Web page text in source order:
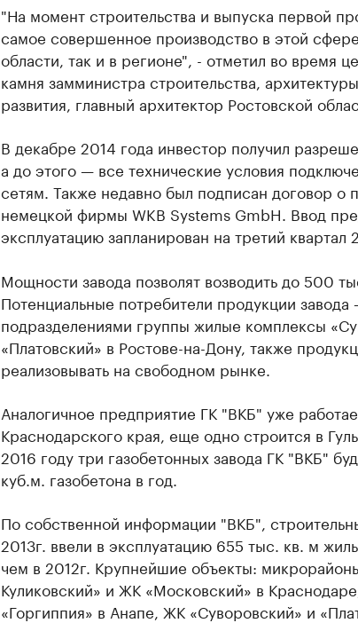
"На момент строительства и выпуска первой
самое совершенное производство в этой
области, так и в регионе", - отметил во время
камня замминистра строительства,
развития, главный архитектор Ростовской
В декабре 2014 года инвестор получил
а до этого — все технические условия
сетям. Также недавно был подписан договор о
немецкой фирмы WKB Systems GmbH. Ввод
эксплуатацию запланирован на третий квартал
Мощности завода позволят возводить до 500
Потенциальные потребители продукции
подразделениями группы жилые комплексы
«Платовский» в Ростове-на-Дону, также
реализовывать на свободном рынке.
Аналогичное предприятие ГК "ВКБ" уже
Краснодарского края, еще одно строится в
2016 году три газобетонных завода ГК "ВКБ"
куб.м. газобетона в год.
По собственной информации "ВКБ",
2013г. ввели в эксплуатацию 655 тыс. кв. м
чем в 2012г. Крупнейшие объекты:
Куликовский» и ЖК «Московский» в
«Горгиппия» в Анапе, ЖК «Суворовский» и